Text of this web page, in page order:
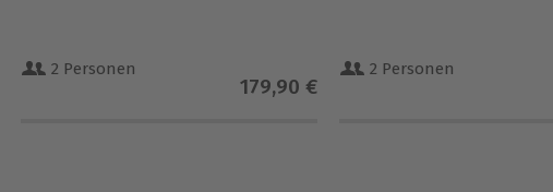
2 Personen
179,90 €
2 Personen